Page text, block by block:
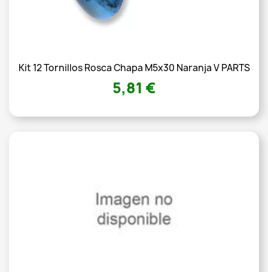
Kit 12 Tornillos Rosca Chapa M5x30 Naranja V PARTS
5,81 €